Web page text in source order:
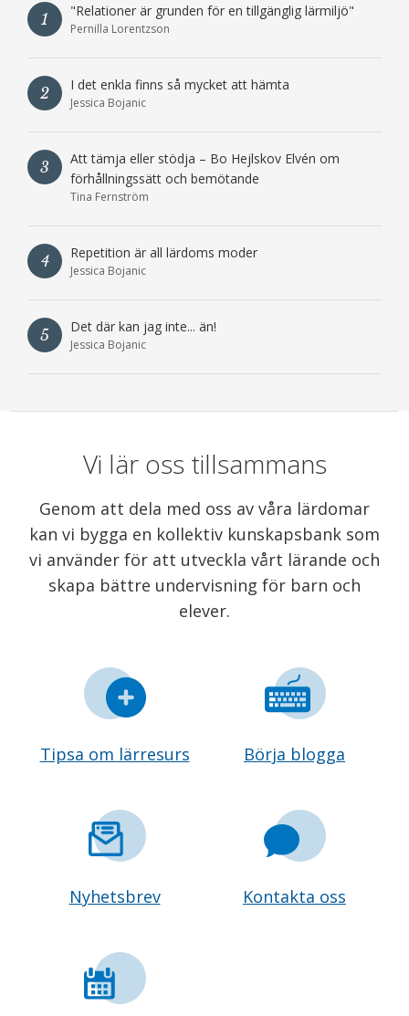
1 "Relationer är grunden för en tillgänglig lärmiljö"
Pernilla Lorentzson
2 I det enkla finns så mycket att hämta
Jessica Bojanic
3
Att tämja eller stödja – Bo Hejlskov Elvén om
förhållningssätt och bemötande
Tina Fernström
4 Repetition är all lärdoms moder
Jessica Bojanic
5 Det där kan jag inte... än!
Jessica Bojanic
Vi lär oss tillsammans
Genom att dela med oss av våra lärdomar
kan vi bygga en kollektiv kunskapsbank som
vi använder för att utveckla vårt lärande och
skapa bättre undervisning för barn och
elever.
Tipsa om lärresurs Börja blogga
Nyhetsbrev Kontakta oss